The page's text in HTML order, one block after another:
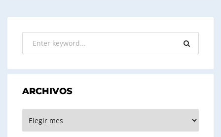
ARCHIVOS